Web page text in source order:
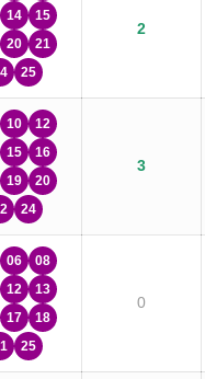
14
15
20
21
25
2
10
12
15
16
19
20
24
3
06
08
12
13
17
18
25
0